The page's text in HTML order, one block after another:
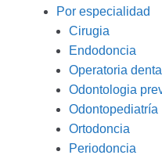
Por especialidad
Cirugia
Endodoncia
Operatoria dental
Odontologia
Odontopediatría
Ortodoncia
Periodoncia